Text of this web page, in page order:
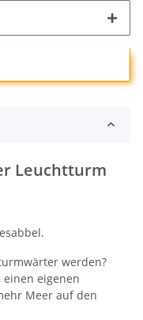
Leuchtturm
werden?
eigenen
Meer auf den